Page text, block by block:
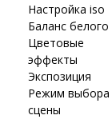
Настройка iso
Баланс белого
Цветовые
эффекты
Экспозиция
Режим выбора
сцены